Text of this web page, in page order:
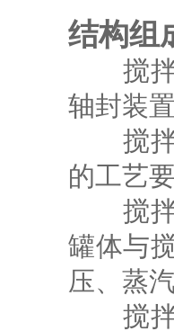
结构组
搅拌
轴封装
搅拌
的工艺
搅拌
罐体与
压、蒸
搅拌